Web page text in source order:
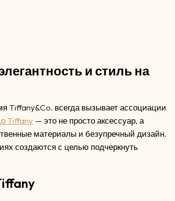
и стиль на
Tiffany&Co. всегда вызывает ассоциации
Tiffany — это не просто аксессуар, а
материалы и безупречный дизайн.
создаются с целью подчеркнуть